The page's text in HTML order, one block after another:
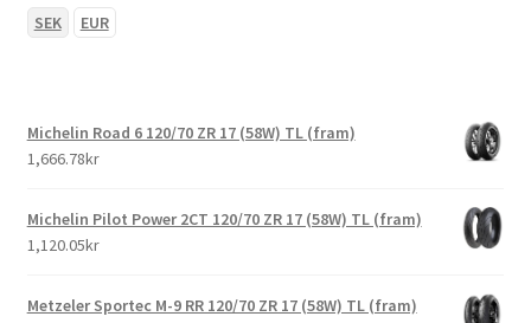
SEK EUR
Michelin Road 6 120/70 ZR 17 (58W) TL (fram)
1,666.78kr
Michelin Pilot Power 2CT 120/70 ZR 17 (58W) TL (fram)
1,120.05kr
Metzeler Sportec M-9 RR 120/70 ZR 17 (58W) TL (fram)